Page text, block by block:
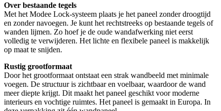
Over bestaande tegels
Met het Modee Lock-systeem plaats je het paneel zonder droogtijd
en zonder navoegen. Je kunt het rechtstreeks op bestaande tegels of
wanden lijmen. Zo hoef je de oude wandafwerking niet eerst
volledig te verwijderen. Het lichte en flexibele paneel is makkelijk
op maat te snijden.
Rustig grootformaat
Door het grootformaat ontstaat een strak wandbeeld met minimale
voegen. De structuur is zichtbaar en voelbaar, waardoor de wand
meer diepte krijgt. Dit maakt het paneel geschikt voor moderne
interieurs en vochtige ruimtes. Het paneel is gemaakt in Europa. In